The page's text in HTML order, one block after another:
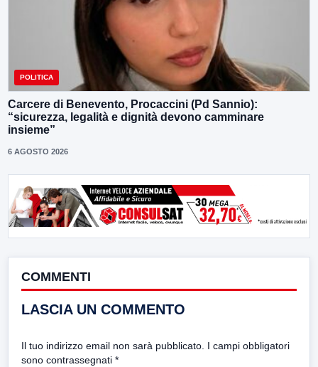
POLITICA
Carcere di Benevento, Procaccini (Pd Sannio):
“sicurezza, legalità e dignità devono camminare
insieme”
6 AGOSTO 2026
COMMENTI
LASCIA UN COMMENTO
Il tuo indirizzo email non sarà pubblicato. I campi obbligatori
sono contrassegnati *